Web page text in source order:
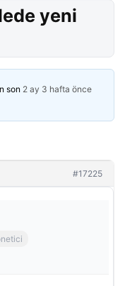
yeni
son 2 ay 3 hafta önce
#17225